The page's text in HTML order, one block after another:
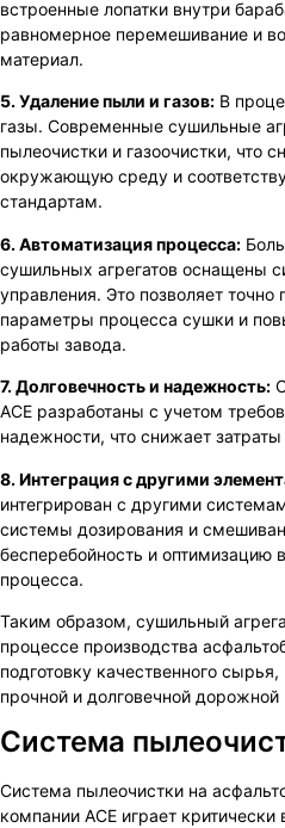
встроенные лопатки внутри
равномерное перемешивание и
материал.
5. Удаление пыли и газов: В
газы. Современные сушильные
пылеочистки и газоочистки, что
окружающую среду и
стандартам.
6. Автоматизация процесса:
сушильных агрегатов оснащены
управления. Это позволяет
параметры процесса сушки и
работы завода.
7. Долговечность и надежность:
ACE разработаны с учетом
надежности, что снижает
8. Интеграция с другими
интегрирован с другими
системы дозирования и
бесперебойность и оптимизацию
процесса.
Таким образом, сушильный
процессе производства
подготовку качественного
прочной и долговечной
Система
Система пылеочистки на
компании ACE играет